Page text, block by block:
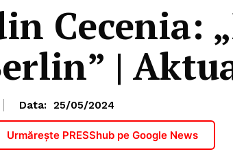
Cecenia:
|
Data: 25/05/2024
Urmărește PRESShub pe Google News